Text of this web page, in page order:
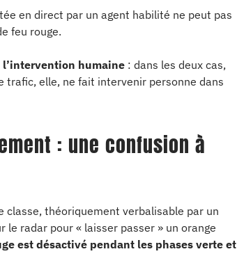
en direct par un agent habilité ne peut pas
feu rouge.
humaine : dans les deux cas,
trafic, elle, ne fait intervenir personne dans
: une confusion à
classe, théoriquement verbalisable par un
radar pour « laisser passer » un orange
est désactivé pendant les phases verte et